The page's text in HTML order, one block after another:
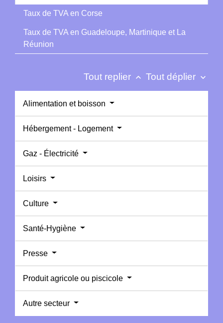
Taux de TVA en Corse
Taux de TVA en Guadeloupe, Martinique et La
Réunion
Tout replier keyboard_arrow_up Tout déplier keyboard_arrow_down
Alimentation et boisson
Hébergement - Logement
Gaz - Électricité
Loisirs
Culture
Santé-Hygiène
Presse
Produit agricole ou piscicole
Autre secteur